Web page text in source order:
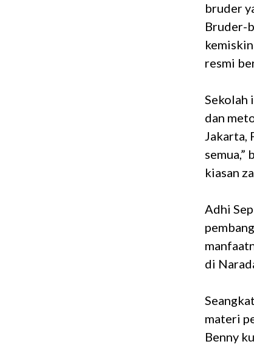
bruder
Bruder-
resmi
Sekolah
dan
Jakarta,
kiasan
Adhi
di
materi
Benny